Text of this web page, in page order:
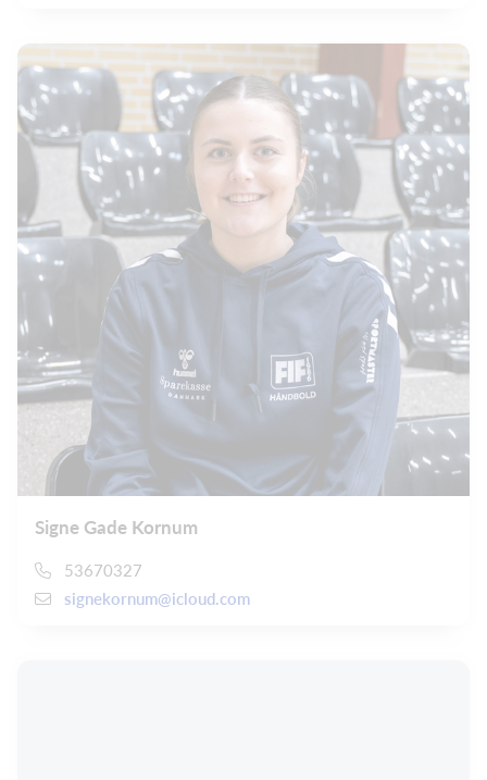
Signe Gade Kornum
53670327
signekornum@icloud.com